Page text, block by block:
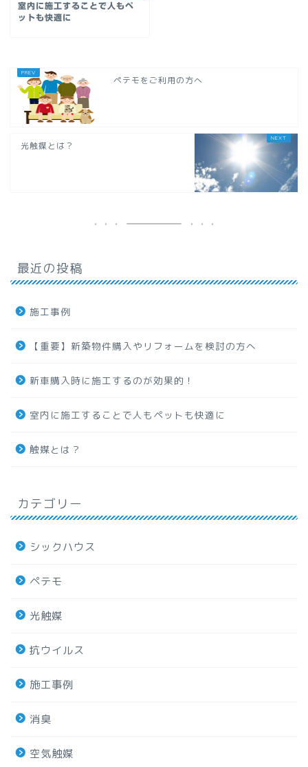
室内に施工することで人もペ
ットも快適に
ペテモをご利用の方へ
光触媒とは？
最近の投稿
施工事例
【重要】新築物件購入やリフォームを検討の方へ
新車購入時に施工するのが効果的！
室内に施工することで人もペットも快適に
触媒とは？
カテゴリー
シックハウス
ペテモ
光触媒
抗ウイルス
施工事例
消臭
空気触媒